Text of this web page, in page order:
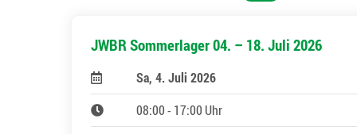
JWBR Sommerlager 04. – 18. Juli 2026
Sa, 4. Juli 2026
08:00 - 17:00 Uhr